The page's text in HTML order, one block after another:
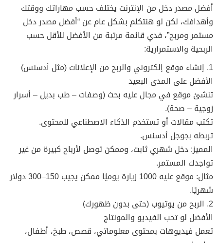
أفضل مصدر دخل من الإنترنت يختلف حسب مهاراتك ووقتك
وأهدافك، لكن لو هنتكلم بشكل عام عن “أفضل مصدر دخل
مستمر ومربح”، فدي قائمة مرتبة من الأفضل للأقل حسب
الربحية والاستمرارية:
1. إنشاء موقع إلكتروني والربح من الإعلانات (مثل أدسنس)
الأفضل على المدى البعيد
تنشئ موقع في مجال عليه بحث (وصفات – طب بديل – أسرار
زوجية – صحة).
تكتب مقالات أو تستخدم الذكاء الاصطناعي للمحتوى.
تربطه بجوجل أدسنس.
المميز: دخل شهري ثابت، وممكن توصل لأرباح كبيرة من غير
تواجدك المستمر.
مثال: موقع عليه 1000 زيارة يوميًا ممكن يجيب 150–300 دولار
شهريًا.
2. الربح من يوتيوب (حتى بدون ظهورك)
الأفضل لو تحب الفيديو والمونتاج
تعمل فيديوهات بمحتوى معلوماتي، قصص، طبخ، أطفال،